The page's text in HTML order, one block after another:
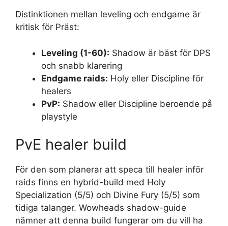
Distinktionen mellan leveling och endgame är
kritisk för Präst:
Leveling (1-60): Shadow är bäst för DPS
och snabb klarering
Endgame raids: Holy eller Discipline för
healers
PvP: Shadow eller Discipline beroende på
playstyle
PvE healer build
För den som planerar att speca till healer inför
raids finns en hybrid-build med Holy
Specialization (5/5) och Divine Fury (5/5) som
tidiga talanger. Wowheads shadow-guide
nämner att denna build fungerar om du vill ha